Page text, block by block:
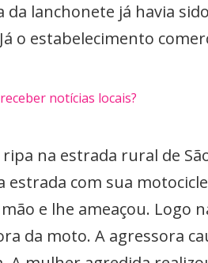
lanchonete já havia
o estabelecimento
notícias locais?
na estrada rural de
estrada com sua
e lhe ameaçou. Logo
da moto. A agressora